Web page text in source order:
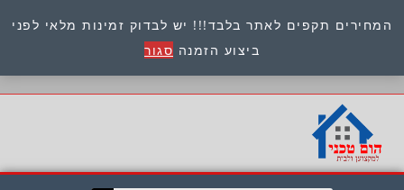
המחירים תקפים לאתר בלבד!!! יש לבדוק זמינות מלאי לפני
ביצוע הזמנה סגור
כתובת : היוזמים 9 אור יהודה שירות לקוחות 054-
8945722